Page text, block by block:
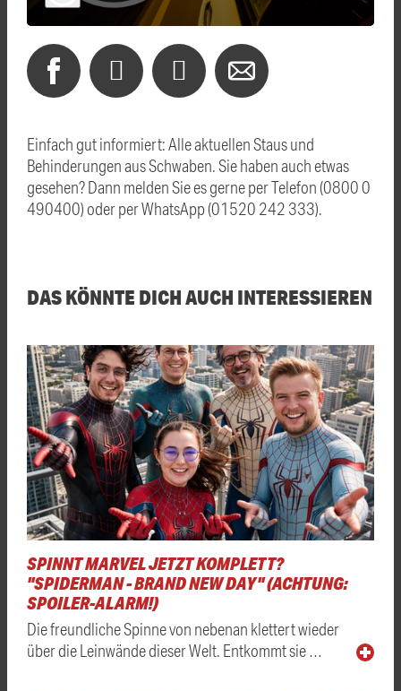
Einfach gut informiert: Alle aktuellen Staus und
Behinderungen aus Schwaben. Sie haben auch etwas
gesehen? Dann melden Sie es gerne per Telefon (0800 0
490400) oder per WhatsApp (01520 242 333).
DAS KÖNNTE DICH AUCH INTERESSIEREN
SPINNT MARVEL JETZT KOMPLETT?
"SPIDERMAN - BRAND NEW DAY" (ACHTUNG:
SPOILER-ALARM!)
Die freundliche Spinne von nebenan klettert wieder
über die Leinwände dieser Welt. Entkommt sie …